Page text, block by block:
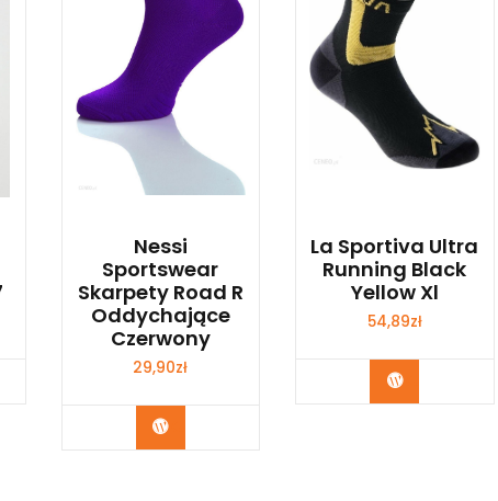
Nessi
Sportswear
Skarpety Road R
Oddychające
Czerwony
29,90zł
Kup Teraz
La Sportiva Ultra
Running Black
Yellow Xl
54,89zł
Kup Teraz